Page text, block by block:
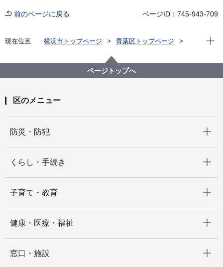
前のページに戻る ページID：745-943-709
現在位置 横浜市トップページ
青葉区トップページ
区長からのメッセージ（区内事業者様を訪問しまし
現在
ページトップへ
区のメニュー
防災・防犯
くらし・手続き
子育て・教育
健康・医療・福祉
窓口・施設